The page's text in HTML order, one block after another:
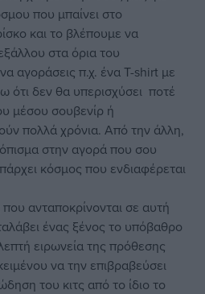
που μπαίνει στο
και το βλέπουμε να
στα όρια του
αγοράσεις π.χ. ένα Τ-shirt με
ότι δεν θα υπερισχύσει ποτέ
μέσου σουβενίρ ή
πολλά χρόνια. Από την άλλη,
στην αγορά που σου
κόσμος που ενδιαφέρεται
που ανταποκρίνονται σε αυτή
ένας ξένος το υπόβαθρο
ειρωνεία της πρόθεσης
να την επιβραβεύσει
του κιτς από το ίδιο το